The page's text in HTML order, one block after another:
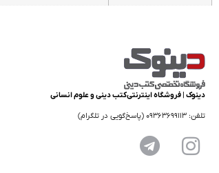
دینوک | فروشگاه اینترنتی کتب دینی و علوم انسانی
تلفن: 09363699113 (پاسخ‌گویی در تلگرام)